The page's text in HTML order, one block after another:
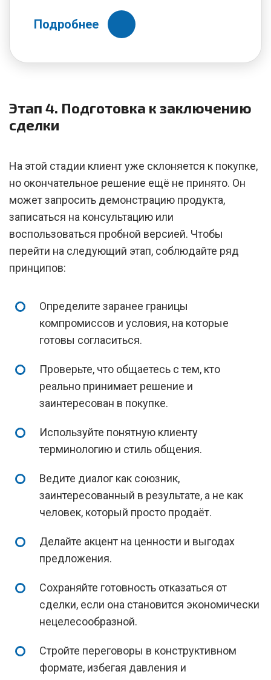
Подробнее
Этап 4. Подготовка к заключению
сделки
На этой стадии клиент уже склоняется к покупке,
но окончательное решение ещё не принято. Он
может запросить демонстрацию продукта,
записаться на консультацию или
воспользоваться пробной версией. Чтобы
перейти на следующий этап, соблюдайте ряд
принципов:
Определите заранее границы
компромиссов и условия, на которые
готовы согласиться.
Проверьте, что общаетесь с тем, кто
реально принимает решение и
заинтересован в покупке.
Используйте понятную клиенту
терминологию и стиль общения.
Ведите диалог как союзник,
заинтересованный в результате, а не как
человек, который просто продаёт.
Делайте акцент на ценности и выгодах
предложения.
Сохраняйте готовность отказаться от
сделки, если она становится экономически
нецелесообразной.
Стройте переговоры в конструктивном
формате, избегая давления и